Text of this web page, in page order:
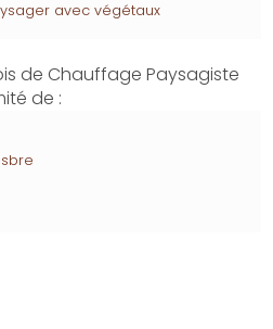
avec végétaux
de Chauffage Paysagiste
de :